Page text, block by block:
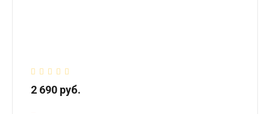
2 690 руб.